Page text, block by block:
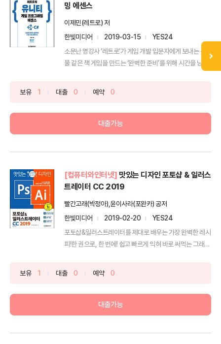
밍 에센스
이제민(레트로) 저
한빛미디어
2019-03-15
YES24
소문난 명강사 ‘레트로’가 게임 개발 입문자에게 보내는 선
물 같은 책 게임을 만드는 ‘완벽한 준비’를 위해 시간을 낭...
보유 1 대출 0 예약 0
대출가능
[컴퓨터와인터넷] 맛있는 디자인 포토샵 & 일러스
트레이터 CC 2019
빨간고래(박정아),윤이사라(포완카) 공저
한빛미디어
2019-02-20
YES24
포토샵&일러스트레이터를 제대로 배우는 가장 완벽한 레시
피!한 권으로, 한 번에! 쉽고 빠르게 익혀 바로 써먹는 그래
보유 1 대출 0 예약 0
대출가능